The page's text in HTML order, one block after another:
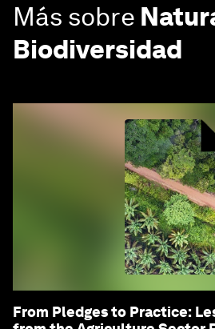
Más sobre
Biodiversidad
From Pledges to Practice: